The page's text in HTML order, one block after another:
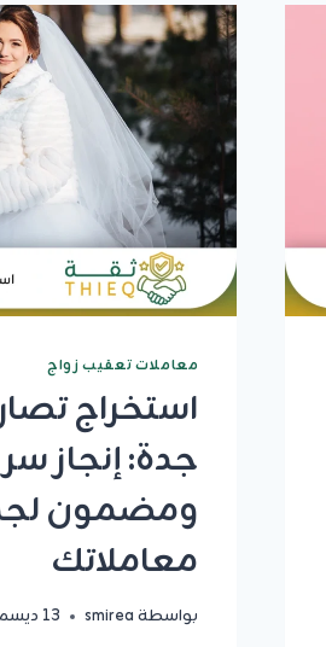
وجهدك
واحصل
على
تصريحك
نظاميا
معاملات تعقيب زواج
استخراج
جدة: إنجاز
ومضمون
معاملاتك
بواسطةsmirea 13 ديسمبر، 2025